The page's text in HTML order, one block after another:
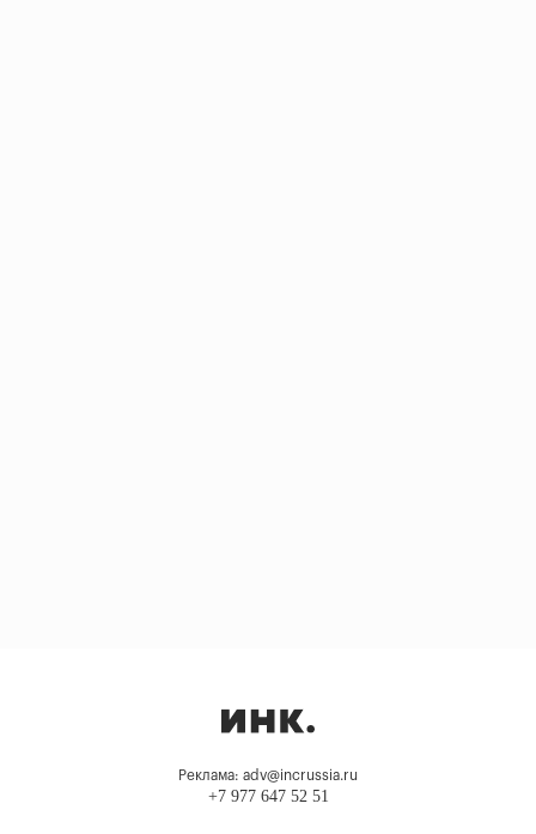
Реклама: adv@incrussia.ru
+7 977 647 52 51